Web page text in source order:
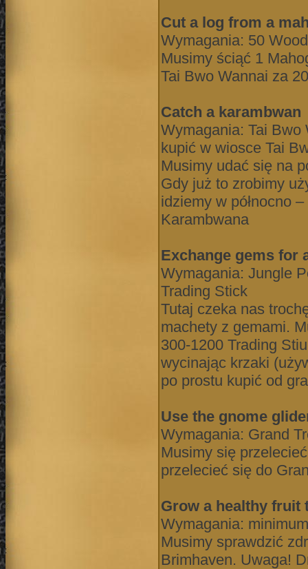
Cut a log from a
Wymagania: 50
Musimy ściąć 1
Tai Bwo Wannai za
Catch a karambwan
Wymagania: Tai Bwo
kupić w wiosce Tai
Musimy udać się na
Gdy już to zrobimy
idziemy w północno
Karambwana
Exchange gems for
Wymagania: Jungle
Trading Stick
Tutaj czeka nas
machety z gemami.
300-1200 Trading
wycinając krzaki
po prostu kupić od
Use the gnome
Wymagania: Grand
Musimy się
przelecieć się do
Grow a healthy fruit
Wymagania:
Musimy sprawdzić
Brimhaven. Uwaga!